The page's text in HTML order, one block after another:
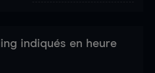
indiqués en heure